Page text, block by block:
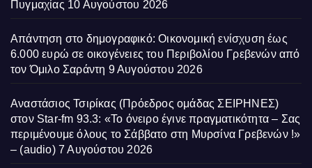
Πυγμαχίας 10 Αυγούστου 2026
Απάντηση στο δημογραφικό: Οικονομική ενίσχυση έως
6.000 ευρώ σε οικογένειες του Περιβολίου Γρεβενών από
τον Όμιλο Σαράντη 9 Αυγούστου 2026
Αναστάσιος Τσιρίκας (Πρόεδρος ομάδας ΣΕΙΡΗΝΕΣ)
στον Star-fm 93.3: «Το όνειρο έγινε πραγματικότητα – Σας
περιμένουμε όλους το Σάββατο στη Μυρσίνα Γρεβενών !»
– (audio) 7 Αυγούστου 2026